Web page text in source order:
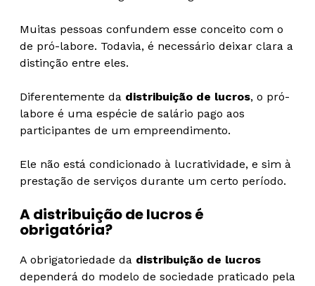
Muitas pessoas confundem esse conceito com o
de pró-labore. Todavia, é necessário deixar clara a
distinção entre eles.
Diferentemente da distribuição de lucros, o pró-
labore é uma espécie de salário pago aos
participantes de um empreendimento.
Ele não está condicionado à lucratividade, e sim à
prestação de serviços durante um certo período.
A distribuição de lucros é
obrigatória?
A obrigatoriedade da distribuição de lucros
dependerá do modelo de sociedade praticado pela